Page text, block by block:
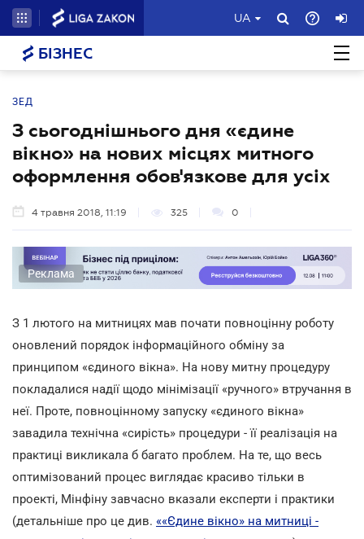
UA
БІЗНЕС
ЗЕД
З сьогоднішнього дня «єдине
вікно» на нових місцях митного
оформлення обов'язкове для усіх
4 травня 2018, 11:19 325 0
Реклама
З 1 лютого на митницях мав почати повноцінну роботу
оновлений порядок інформаційного обміну за
принципом «єдиного вікна». На нову митну процедуру
покладалися надії щодо мінімізації «ручного» втручання в
неї. Проте, повноцінному запуску «єдиного вікна»
завадила технічна «сирість» процедури - її реалізація на
практиці викликала б багато проблем. На те, що весь
оптимізований процес виглядає красиво тільки в
проекті, Мінфіну завчасно вказали експерти і практики
(детальніше про це див. ««Єдине вікно» на митниці -